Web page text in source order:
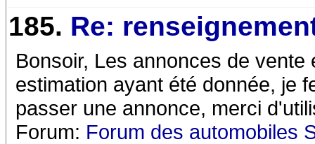
185. Re:
Bonsoir, Les annonces de
estimation ayant été donnée, je
passer une annonce, merci
Forum: Forum des automobiles